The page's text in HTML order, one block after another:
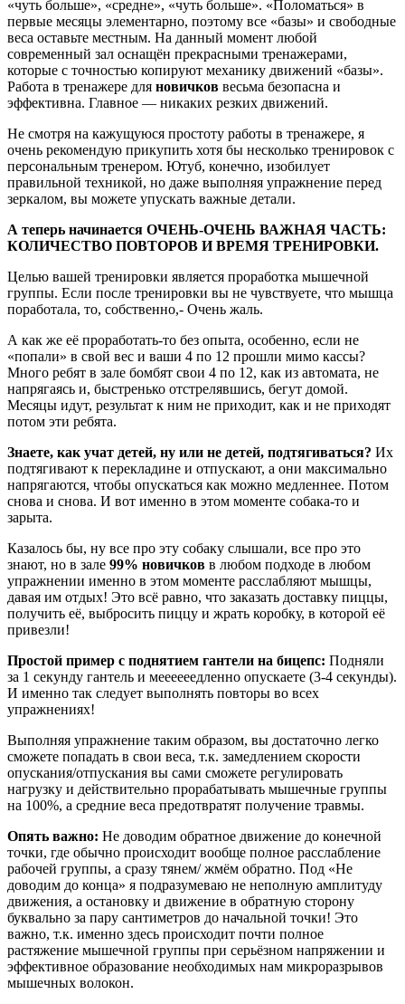
«чуть больше», «средне», «чуть больше». «Поломаться» в
первые месяцы элементарно, поэтому все «базы» и свободные
веса оставьте местным. На данный момент любой
современный зал оснащён прекрасными тренажерами,
которые с точностью копируют механику движений «базы».
Работа в тренажере для новичков весьма безопасна и
эффективна. Главное — никаких резких движений.
Не смотря на кажущуюся простоту работы в тренажере, я
очень рекомендую прикупить хотя бы несколько тренировок с
персональным тренером. Ютуб, конечно, изобилует
правильной техникой, но даже выполняя упражнение перед
зеркалом, вы можете упускать важные детали.
А теперь начинается ОЧЕНЬ-ОЧЕНЬ ВАЖНАЯ ЧАСТЬ:
КОЛИЧЕСТВО ПОВТОРОВ И ВРЕМЯ ТРЕНИРОВКИ.
Целью вашей тренировки является проработка мышечной
группы. Если после тренировки вы не чувствуете, что мышца
поработала, то, собственно,- Очень жаль.
А как же её проработать-то без опыта, особенно, если не
«попали» в свой вес и ваши 4 по 12 прошли мимо кассы?
Много ребят в зале бомбят свои 4 по 12, как из автомата, не
напрягаясь и, быстренько отстрелявшись, бегут домой.
Месяцы идут, результат к ним не приходит, как и не приходят
потом эти ребята.
Знаете, как учат детей, ну или не детей, подтягиваться? Их
подтягивают к перекладине и отпускают, а они максимально
напрягаются, чтобы опускаться как можно медленнее. Потом
снова и снова. И вот именно в этом моменте собака-то и
зарыта.
Казалось бы, ну все про эту собаку слышали, все про это
знают, но в зале 99% новичков в любом подходе в любом
упражнении именно в этом моменте расслабляют мышцы,
давая им отдых! Это всё равно, что заказать доставку пиццы,
получить её, выбросить пиццу и жрать коробку, в которой её
привезли!
Простой пример с поднятием гантели на бицепс: Подняли
за 1 секунду гантель и меееееедленно опускаете (3-4 секунды).
И именно так следует выполнять повторы во всех
упражнениях!
Выполняя упражнение таким образом, вы достаточно легко
сможете попадать в свои веса, т.к. замедлением скорости
опускания/отпускания вы сами сможете регулировать
нагрузку и действительно прорабатывать мышечные группы
на 100%, а средние веса предотвратят получение травмы.
Опять важно: Не доводим обратное движение до конечной
точки, где обычно происходит вообще полное расслабление
рабочей группы, а сразу тянем/ жмём обратно. Под «Не
доводим до конца» я подразумеваю не неполную амплитуду
движения, а остановку и движение в обратную сторону
буквально за пару сантиметров до начальной точки! Это
важно, т.к. именно здесь происходит почти полное
растяжение мышечной группы при серьёзном напряжении и
эффективное образование необходимых нам микроразрывов
мышечных волокон.